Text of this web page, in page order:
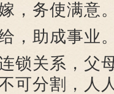
务使满意
助成事业
关系，父
可分割，人